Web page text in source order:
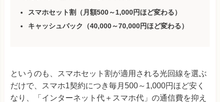
スマホセット割
（月額500～1,000円ほど変わる）
キャッシュバック
（40,000～70,000円ほど変わる）
というのも、スマホセット割が適用される光回線を選ぶ
だけで、スマホ1契約につき毎月500～1,000円ほど安く
なり、「インターネット代＋スマホ代」の通信費を抑え